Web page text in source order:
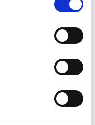
12 treden PT12is de
. Ontwikkeld
voor intensief